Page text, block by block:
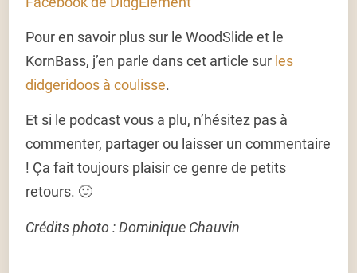
Pour en savoir plus sur le WoodSlide et le
KornBass, j’en parle dans cet article sur les
didgeridoos à coulisse.
Et si le podcast vous a plu, n’hésitez pas à
commenter, partager ou laisser un commentaire
! Ça fait toujours plaisir ce genre de petits
retours. 🙂
Crédits photo : Dominique Chauvin